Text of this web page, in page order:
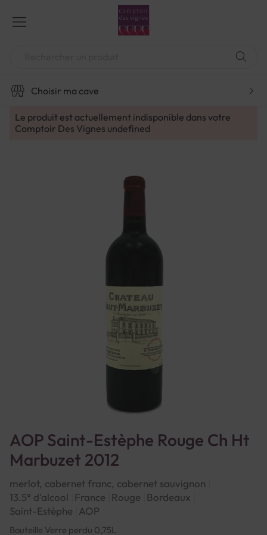
contenu
Choisir ma cave
Le produit est actuellement indisponible dans votre
Comptoir Des Vignes undefined
AOP Saint-Estèphe Rouge Ch Ht
Marbuzet 2012
merlot, cabernet franc, cabernet sauvignon
13.5° d'alcool
France Rouge
Bordeaux
Saint-Estèphe AOP
Bouteille Verre perdu 0,75L